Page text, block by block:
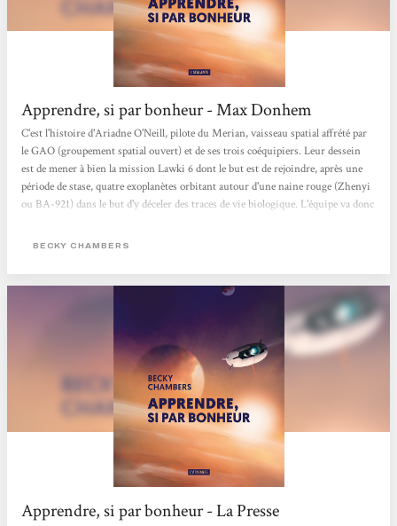
Apprendre, si par bonheur - Max Donhem
C'est l'histoire d'Ariadne O'Neill, pilote du Merian, vaisseau spatial affrété par
le GAO (groupement spatial ouvert) et de ses trois coéquipiers. Leur dessein
est de mener à bien la mission Lawki 6 dont le but est de rejoindre, après une
période de stase, quatre exoplanètes orbitant autour d'une naine rouge (Zhenyi
ou BA-921) dans le but d'y déceler des traces de vie biologique. L'équipe va donc
forte gravité, Opéra, une planète océanique presque entièrement dépourvue de
BECKY CHAMBERS
Apprendre, si par bonheur - La Presse